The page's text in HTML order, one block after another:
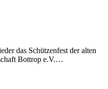
das Schützenfest der alten
Bottrop e.V.…